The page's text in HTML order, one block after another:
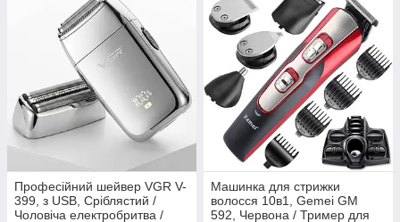
Професійний шейвер VGR V-
399, з USB, Сріблястий /
Чоловіча електробритва /
Машинка для стрижки
волосся 10в1, Gemei GM
592, Червона / Тример для